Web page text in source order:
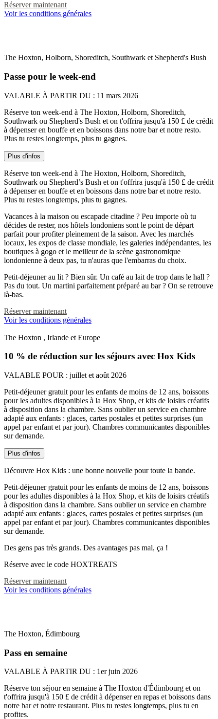
Réserver maintenant
Voir les conditions générales
The Hoxton, Holborn, Shoreditch, Southwark et Shepherd's Bush
Passe pour le week-end
VALABLE À PARTIR DU : 11 mars 2026
Réserve ton week-end à The Hoxton, Holborn, Shoreditch,
Southwark ou Shepherd's Bush et on t'offrira jusqu'à 150 £ de crédit
à dépenser en bouffe et en boissons dans notre bar et notre resto.
Plus tu restes longtemps, plus tu gagnes.
Plus d'infos
Réserve ton week-end à The Hoxton, Holborn, Shoreditch,
Southwark ou Shepherd’s Bush et on t'offrira jusqu'à 150 £ de crédit
à dépenser en bouffe et en boissons dans notre bar et notre resto.
Plus tu restes longtemps, plus tu gagnes.
Vacances à la maison ou escapade citadine ? Peu importe où tu
décides de rester, nos hôtels londoniens sont le point de départ
parfait pour profiter pleinement de la saison. Avec les marchés
locaux, les expos de classe mondiale, les galeries indépendantes, les
boutiques à gogo et le meilleur de la scène gastronomique
londonienne à deux pas, tu n'auras que l'embarras du choix.
Petit-déjeuner au lit ? Bien sûr. Un café au lait de trop dans le hall ?
Pas du tout. Un martini parfaitement préparé au bar ? On se retrouve
là-bas.
Réserver maintenant
Voir les conditions générales
The Hoxton , Irlande et Europe
10 % de réduction sur les séjours avec Hox Kids
VALABLE POUR : juillet et août 2026​
Petit-déjeuner gratuit pour les enfants de moins de 12 ans, boissons
pour les adultes disponibles à la Hox Shop, et kits de loisirs créatifs
à disposition dans la chambre. Sans oublier un service en chambre
adapté aux enfants : glaces, cartes postales et petites surprises (un
appel par enfant et par jour). Chambres communicantes disponibles
sur demande.​
Plus d'infos
Découvre Hox Kids : une bonne nouvelle pour toute la bande.​
Petit-déjeuner gratuit pour les enfants de moins de 12 ans, boissons
pour les adultes disponibles à la Hox Shop, et kits de loisirs créatifs
à disposition dans la chambre. Sans oublier un service en chambre
adapté aux enfants : glaces, cartes postales et petites surprises (un
appel par enfant et par jour). Chambres communicantes disponibles
sur demande.​
Des gens pas très grands. Des avantages pas mal, ça !​
Réserve avec le code HOXTREATS
Réserver maintenant
Voir les conditions générales
The Hoxton, Édimbourg
Pass en semaine
VALABLE À PARTIR DU : 1er juin 2026
Réserve ton séjour en semaine à The Hoxton d'Édimbourg et on
t'offrira jusqu'à 150 £ de crédit à dépenser en repas et boissons dans
notre bar et notre restaurant. Plus tu restes longtemps, plus tu en
profites.